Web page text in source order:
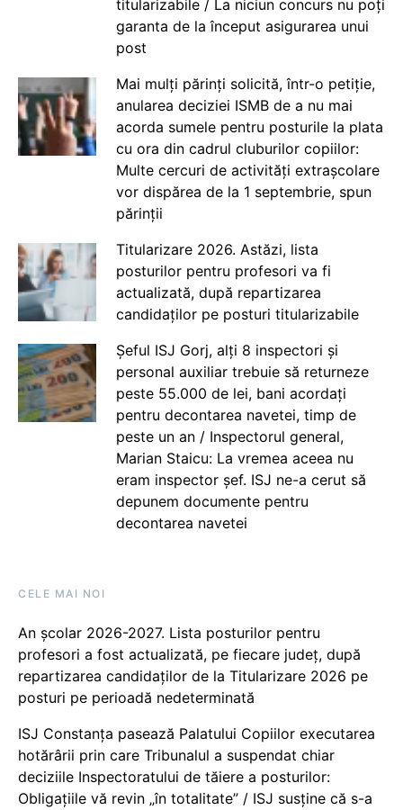
titularizabile / La niciun concurs nu poți
garanta de la început asigurarea unui
post
Mai mulți părinți solicită, într-o petiție,
anularea deciziei ISMB de a nu mai
acorda sumele pentru posturile la plata
cu ora din cadrul cluburilor copiilor:
Multe cercuri de activități extrașcolare
vor dispărea de la 1 septembrie, spun
părinții
Titularizare 2026. Astăzi, lista
posturilor pentru profesori va fi
actualizată, după repartizarea
candidaților pe posturi titularizabile
Șeful ISJ Gorj, alți 8 inspectori și
personal auxiliar trebuie să returneze
peste 55.000 de lei, bani acordați
pentru decontarea navetei, timp de
peste un an / Inspectorul general,
Marian Staicu: La vremea aceea nu
eram inspector șef. ISJ ne-a cerut să
depunem documente pentru
decontarea navetei
CELE MAI NOI
An școlar 2026-2027. Lista posturilor pentru
profesori a fost actualizată, pe fiecare județ, după
repartizarea candidaților de la Titularizare 2026 pe
posturi pe perioadă nedeterminată
ISJ Constanța pasează Palatului Copiilor executarea
hotărârii prin care Tribunalul a suspendat chiar
deciziile Inspectoratului de tăiere a posturilor:
Obligațiile vă revin „în totalitate” / ISJ susține că s-a